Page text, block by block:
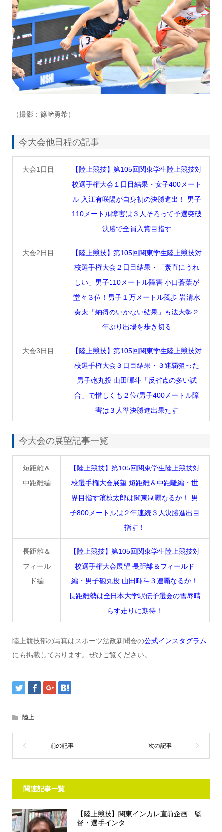
（撮影：篠﨑勇希）
今大会他日程の記事
大会1日目
【陸上競技】第105回関東学生陸上競技対
校選手権大会１日目結果・女子400メート
ル 入江有咲陽が自身初の決勝進出！ 男子
110メートル障害は３人そろって予選突破
決勝で全員入賞目指す
大会2日目
【陸上競技】第105回関東学生陸上競技対
校選手権大会２日目結果・「素直にうれ
しい」男子110メートル障害 小口蒼葉が
堂々３位！男子１万メートル競歩 岩清水
奏太「納得のいかない結果」も法大勢２
年ぶり出場を歩き切る
大会3日目
【陸上競技】第105回関東学生陸上競技対
校選手権大会３日目結果・３連覇狙った
男子砲丸投 山田暉斗「反省点の多い試
合」で惜しくも２位/男子400メートル障
害は３人準決勝進出果たす
今大会の展望記事一覧
短距離＆
中距離編
【陸上競技】第105回関東学生陸上競技対
校選手権大会展望 短距離＆中距離編・世
界目指す濱椋太郎は関東制覇なるか！ 男
子800メートルは２年連続３人決勝進出目
指す！
長距離＆
フィール
ド編
【陸上競技】第105回関東学生陸上競技対
校選手権大会展望 長距離＆フィールド
編・男子砲丸投 山田暉斗３連覇なるか！
長距離勢は全日本大学駅伝予選会の雪辱晴
らす走りに期待！
陸上競技部の写真はスポーツ法政新聞会の公式インスタグラム
にも掲載しております。ぜひご覧ください。
陸上
関連記事一覧
【陸上競技】関東インカレ直前企画 監
督・選手インタ...